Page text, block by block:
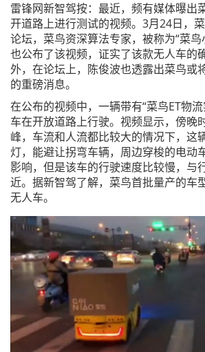
雷锋网新智驾按：最近，频有媒体曝出
开道路上进行测试的视频。3月24日，
论坛，菜鸟资深算法专家，被称为“菜
也公布了该视频，证实了该款无人车的
外，在论坛上，陈俊波也透露出菜鸟或
的重磅消息。
在公布的视频中，一辆带有“菜鸟ET物
车在开放道路上行驶。视频显示，傍晚
峰，车流和人流都比较大的情况下，这
灯，能避让拐弯车辆，周边穿梭的电动
影响，但是该车的行驶速度比较慢，与
近。据新智驾了解，菜鸟首批量产的车
无人车。